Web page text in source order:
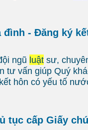
đình - Đăng ký
ngũ luật sư,
tư vấn giúp Quý
hôn có yếu tố
tục cấp Giấy